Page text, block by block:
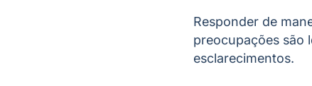
Responder de
preocupações são
esclarecimentos.